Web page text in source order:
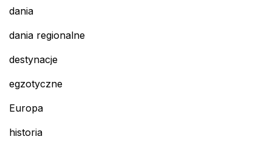
dania
dania regionalne
destynacje
egzotyczne
Europa
historia